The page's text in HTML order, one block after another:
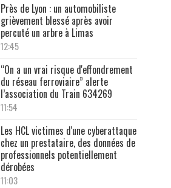
Près de Lyon : un automobiliste
grièvement blessé après avoir
percuté un arbre à Limas
12:45
“On a un vrai risque d'effondrement
du réseau ferroviaire” alerte
l’association du Train 634269
11:54
Les HCL victimes d'une cyberattaque
chez un prestataire, des données de
professionnels potentiellement
dérobées
11:03